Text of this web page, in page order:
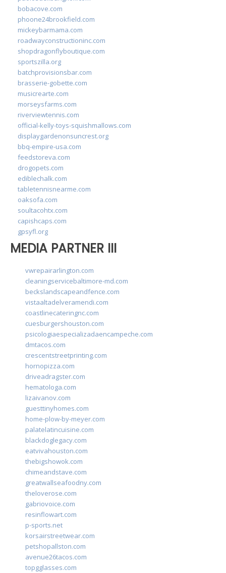
bobacove.com
phoone24brookfield.com
mickeybarmama.com
roadwayconstructioninc.com
shopdragonflyboutique.com
sportszilla.org
batchprovisionsbar.com
brasserie-gobette.com
musicrearte.com
morseysfarms.com
riverviewtennis.com
official-kelly-toys-squishmallows.com
displaygardenonsuncrest.org
bbq-empire-usa.com
feedstoreva.com
drogopets.com
ediblechalk.com
tabletennisnearme.com
oaksofa.com
soultacohtx.com
capishcaps.com
gpsyfl.org
MEDIA PARTNER III
vwrepairarlington.com
cleaningservicebaltimore-md.com
beckslandscapeandfence.com
vistaaltadelveramendi.com
coastlinecateringnc.com
cuesburgershouston.com
psicologiaespecializadaencampeche.com
dmtacos.com
crescentstreetprinting.com
hornopizza.com
driveadragster.com
hematologa.com
lizaivanov.com
guesttinyhomes.com
home-plow-by-meyer.com
palatelatincuisine.com
blackdoglegacy.com
eatvivahouston.com
thebigshowok.com
chimeandstave.com
greatwallseafoodny.com
theloverose.com
gabriovoice.com
resinflowart.com
p-sports.net
korsairstreetwear.com
petshopallston.com
avenue26tacos.com
topgglasses.com